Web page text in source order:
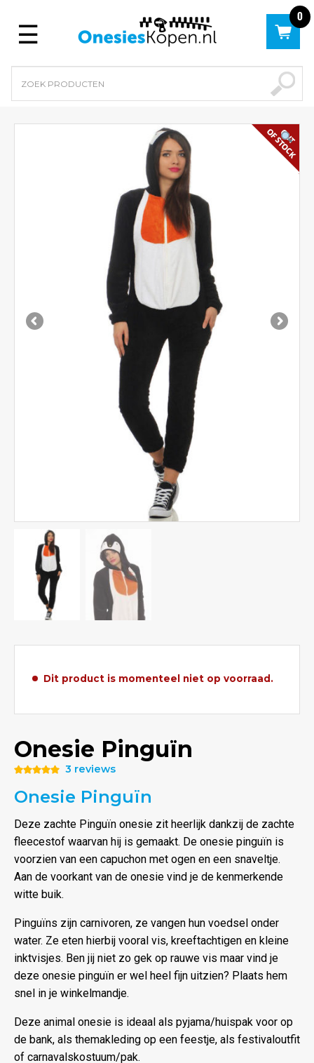
Menu
0
Dit product is momenteel niet op voorraad.
Onesie Pinguïn
5.00uit 5
3 reviews
Onesie Pinguïn
Deze zachte Pinguïn onesie zit heerlijk dankzij de zachte
fleecestof waarvan hij is gemaakt. De onesie pinguïn is
voorzien van een capuchon met ogen en een snaveltje.
Aan de voorkant van de onesie vind je de kenmerkende
witte buik.
Pinguïns zijn carnivoren, ze vangen hun voedsel onder
water. Ze eten hierbij vooral vis, kreeftachtigen en kleine
inktvisjes. Ben jij niet zo gek op rauwe vis maar vind je
deze onesie pinguïn er wel heel fijn uitzien? Plaats hem
snel in je winkelmandje.
Deze animal onesie is ideaal als pyjama/huispak voor op
de bank, als themakleding op een feestje, als festivaloutfit
of carnavalskostuum/pak.